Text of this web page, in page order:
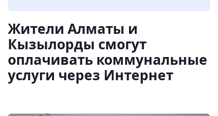
Жители Алматы и
Кызылорды смогут
оплачивать коммунальные
услуги через Интернет